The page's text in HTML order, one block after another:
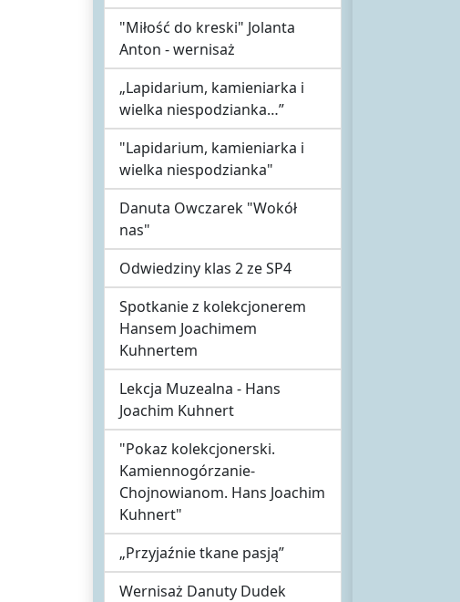
"Miłość do kreski" Jolanta
Anton - wernisaż
„Lapidarium, kamieniarka i
wielka niespodzianka…”
"Lapidarium, kamieniarka i
wielka niespodzianka"
Danuta Owczarek "Wokół
nas"
Odwiedziny klas 2 ze SP4
Spotkanie z kolekcjonerem
Hansem Joachimem
Kuhnertem
Lekcja Muzealna - Hans
Joachim Kuhnert
"Pokaz kolekcjonerski.
Kamiennogórzanie-
Chojnowianom. Hans Joachim
Kuhnert"
„Przyjaźnie tkane pasją”
Wernisaż Danuty Dudek